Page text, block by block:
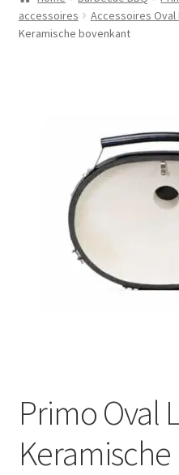
Contact
accessoires
Accessoires Oval
Keramische bovenkant
Primo Oval